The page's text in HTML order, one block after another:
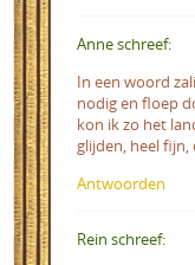
Anne schreef:
In een woord
nodig en floep
kon ik zo het
glijden, heel fijn,
Antwoorden
Rein schreef: